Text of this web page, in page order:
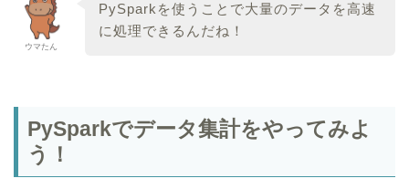
ウマたん
PySparkを使うことで大量のデータを高速
に処理できるんだね！
PySparkでデータ集計をやってみよ
う！